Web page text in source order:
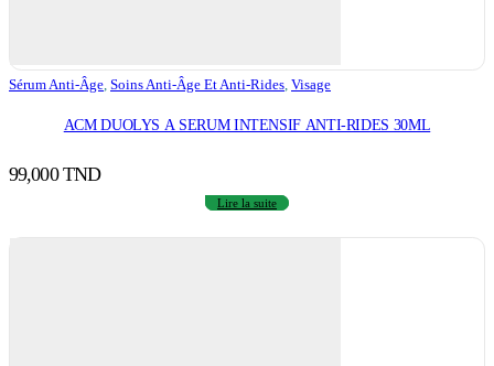
Sérum Anti-Âge, Soins Anti-Âge Et Anti-Rides, Visage
ACM DUOLYS A SERUM INTENSIF ANTI-RIDES 30ML
99,000TND
Lire la suite